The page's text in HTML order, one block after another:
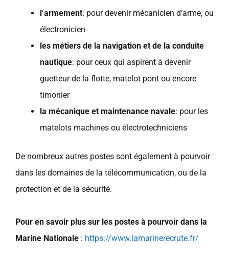
l’armement: pour devenir mécanicien d’arme, ou
électronicien
les métiers de la navigation et de la conduite
nautique: pour ceux qui aspirent à devenir
guetteur de la flotte, matelot pont ou encore
timonier
la mécanique et maintenance navale: pour les
matelots machines ou électrotechniciens
De nombreux autres postes sont également à pourvoir
dans les domaines de la télécommunication, ou de la
protection et de la sécurité.
Pour en savoir plus sur les postes à pourvoir dans la
Marine Nationale : https://www.lamarinerecrute.fr/